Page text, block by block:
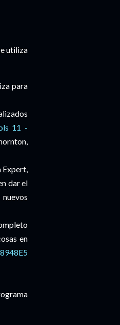
utiliza
para
11 -
dar el
en